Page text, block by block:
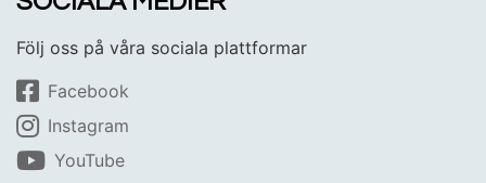
Följ oss på våra sociala plattformar
Facebook
Instagram
YouTube